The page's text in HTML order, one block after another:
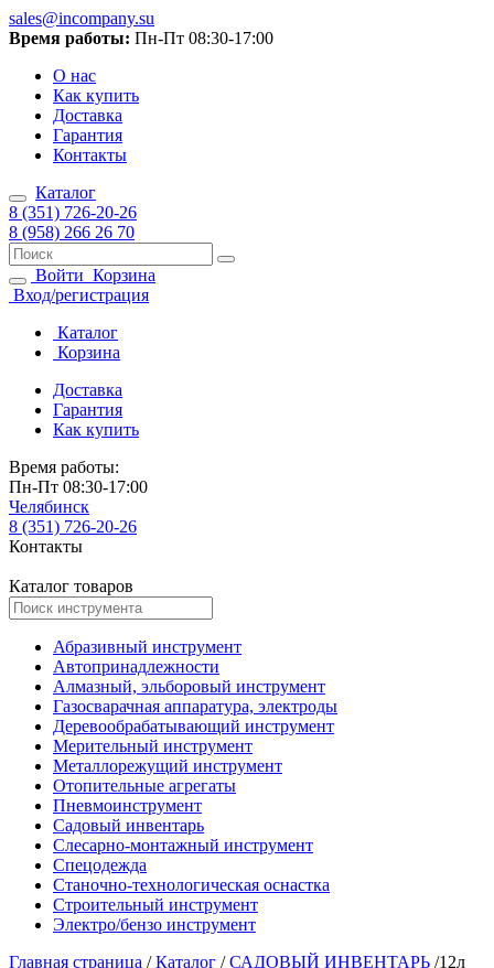
sales@incompany.su
Время работы: Пн-Пт 08:30-17:00
О нас
Как купить
Доставка
Гарантия
Контакты
Каталог
8 (351) 726-20-26
8 (958) 266 26 70
Войти Корзина
Вход/регистрация
Каталог
Корзина
Доставка
Гарантия
Как купить
Время работы:
Пн-Пт 08:30-17:00
Челябинск
8 (351) 726-20-26
Контакты
Каталог товаров
Абразивный инструмент
Автопринадлежности
Алмазный, эльборовый инструмент
Газосварачная аппаратура, электроды
Деревообрабатывающий инструмент
Мерительный инструмент
Металлорежущий инструмент
Отопительные агрегаты
Пневмоинструмент
Садовый инвентарь
Слесарно-монтажный инструмент
Спецодежда
Станочно-технологическая оснастка
Строительный инструмент
Электро/бензо инструмент
Главная страница / Каталог / САДОВЫЙ ИНВЕНТАРЬ /12л